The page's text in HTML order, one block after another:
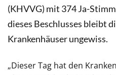
(KHVVG) mit 374 Ja-
dieses Beschlusses bleibt
Krankenhäuser ungewiss.
„Dieser Tag hat den